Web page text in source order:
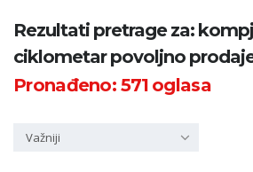
Kategorija
Županija
Rezultati pretrage za:
ciklometar povoljno
Pronađeno:571oglasa
Važniji